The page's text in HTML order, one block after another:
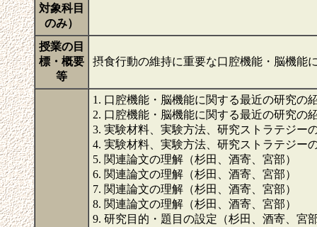
対象科目
のみ）
授業の目
標・概要
等
摂食行動の維持に重要な口腔機能・脳機能
1. 口腔機能・脳機能に関する最近の研究の
2. 口腔機能・脳機能に関する最近の研究の
3. 実験材料、実験方法、研究ストラテジー
4. 実験材料、実験方法、研究ストラテジー
5. 関連論文の理解（杉田、酒寄、宮部）
6. 関連論文の理解（杉田、酒寄、宮部）
7. 関連論文の理解（杉田、酒寄、宮部）
8. 関連論文の理解（杉田、酒寄、宮部）
9. 研究目的・題目の設定（杉田、酒寄、宮